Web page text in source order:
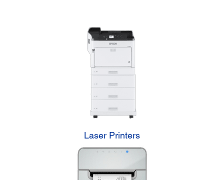
Laser Printers